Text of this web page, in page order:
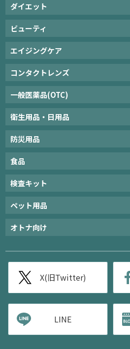
ダイエット
ビューティ
エイジングケア
コンタクトレンズ
一般医薬品(OTC)
衛生用品・日用品
防災用品
食品
検査キット
ペット用品
オトナ向け
X(旧Twitter)
LINE